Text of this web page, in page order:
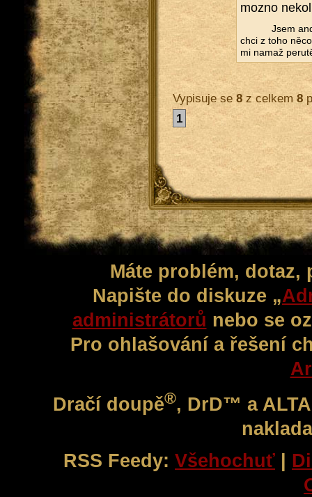
mozno
Jsem
chci z toho
mi namaž
Vypisuje se 8z celkem 8
1
Máte problém,
Napište do diskuze „
administrátorů nebo se
Pro ohlašování a řešení
Dračí doupě®, DrD™ a
RSS Feedy: Všehochuť |